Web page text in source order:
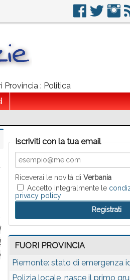
Provincia : Politica
Iscriviti con la tua email
Riceverai le novità diVerbania
Accetto integralmente le
privacy policy
FUORI PROVINCIA
Piemonte: stato di emergenza
Polizia locale, nasce il primo